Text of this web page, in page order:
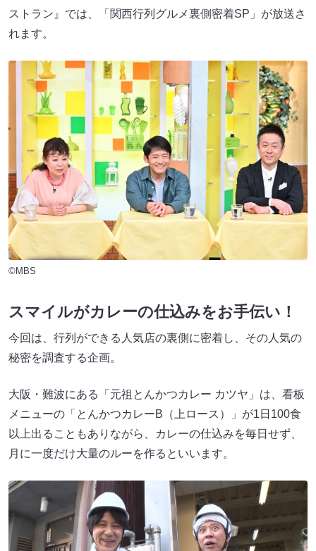
ストラン』では、「関西行列グルメ裏側密着SP」が放送さ
れます。
©MBS
スマイルがカレーの仕込みをお手伝い！
今回は、行列ができる人気店の裏側に密着し、その人気の
秘密を調査する企画。
大阪・難波にある「元祖とんかつカレー カツヤ」は、看板
メニューの「とんかつカレーB（上ロース）」が1日100食
以上出ることもありながら、カレーの仕込みを毎日せず、
月に一度だけ大量のルーを作るといいます。